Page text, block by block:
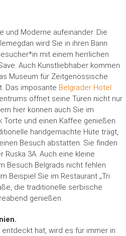
und Moderne aufeinander. Die
wird Sie in ihren Bann
mit einem herrlichen
Auch Kunstliebhaber kommen
Museum für Zeitgenössische
Das imposante Belgrader Hotel
öffnet seine Türen nicht nur
hier können auch Sie im
Torte und einen Kaffee genießen.
handgemachte Hüte trägt,
Besuch abstatten. Sie finden
3A. Auch eine kleine
Besuch Belgrads nicht fehlen.
Beispiel Sie im Restaurant „Tri
die traditionelle serbische
genießen.
hat, wird es für immer in